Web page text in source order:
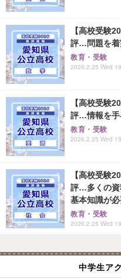
【高校受験
評…問題を着
教育・受験
2026.2.25 Wed
【高校受験
評…情報を手
教育・受験
2026.2.25 Wed
【高校受験
評…多くの資
基本知識が
教育・受験
2026.2.25 Wed
中学生ア